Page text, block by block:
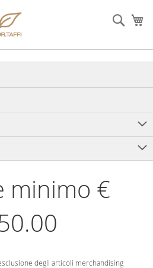
Cerca
minimo €
degli articoli merchandising